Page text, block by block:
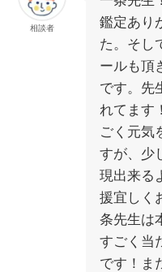
相談者
鑑定あり
た。そし
ールも頂
です。先
れてます
ごく元気
すが、少
現出来る
援宜しく
条先生は
すごく当
です！ま